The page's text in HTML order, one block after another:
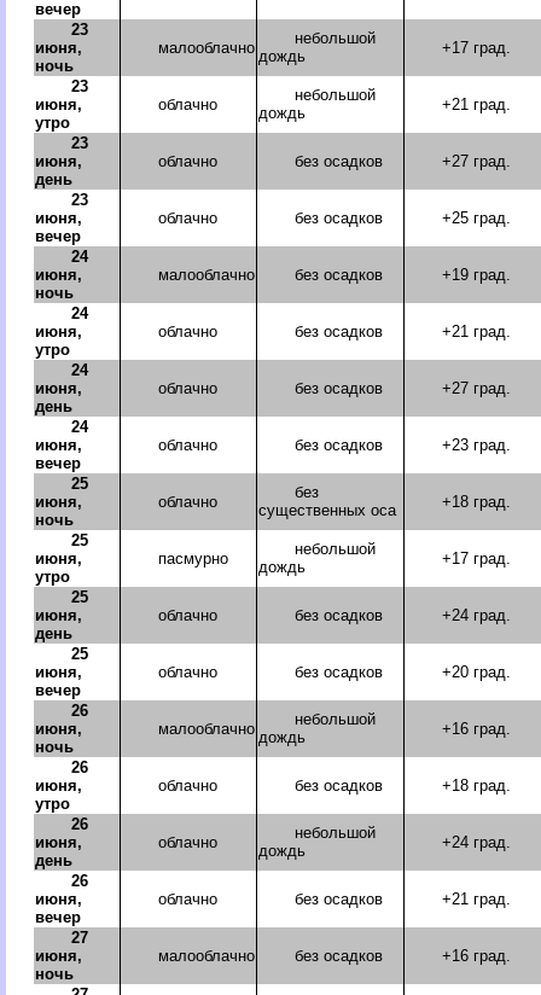
вечер
23
июня,
ночь
малооблачно
небольшой
дождь
+17 град.
23
июня,
утро
облачно
небольшой
дождь
+21 град.
23
июня,
день
облачно без осадков +27 град.
23
июня,
вечер
облачно без осадков +25 град.
24
июня,
ночь
малооблачно без осадков +19 град.
24
июня,
утро
облачно без осадков +21 град.
24
июня,
день
облачно без осадков +27 град.
24
июня,
вечер
облачно без осадков +23 град.
25
июня,
ночь
облачно
без
существенных оса
+18 град.
25
июня,
утро
пасмурно
небольшой
дождь
+17 град.
25
июня,
день
облачно без осадков +24 град.
25
июня,
вечер
облачно без осадков +20 град.
26
июня,
ночь
малооблачно
небольшой
дождь
+16 град.
26
июня,
утро
облачно без осадков +18 град.
26
июня,
день
облачно
небольшой
дождь
+24 град.
26
июня,
вечер
облачно без осадков +21 град.
27
июня,
ночь
малооблачно без осадков +16 град.